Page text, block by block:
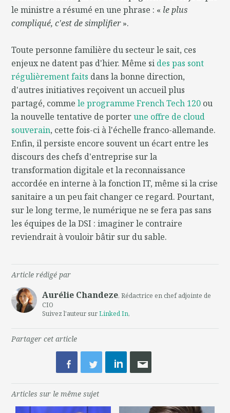
le ministre a résumé en une phrase : « le plus
compliqué, c'est de simplifier».
Toute personne familière du secteur le sait, ces
enjeux ne datent pas d'hier. Même si des pas sont
régulièrement faits dans la bonne direction,
d'autres initiatives reçoivent un accueil plus
partagé, commele programme French Tech 120 ou
la nouvelle tentative de porterune offre de cloud
souverain, cette fois-ci à l'échelle franco-allemande.
Enfin, il persiste encore souvent un écart entre les
discours des chefs d'entreprise sur la
transformation digitale et la reconnaissance
accordée en interne à la fonction IT, même si la crise
sanitaire a un peu fait changer ce regard. Pourtant,
sur le long terme, le numérique ne se fera pas sans
les équipes de la DSI : imaginer le contraire
reviendrait à vouloir bâtir sur du sable.
Article rédigé par
Aurélie Chandeze, Rédactrice en chef adjointe de
CIO
Suivez l'auteur surLinked In,
Partager cet article
Articles sur le même sujet